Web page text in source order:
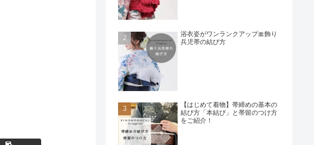
浴衣姿がワンランクアップ🎀飾り
兵児帯の結び方
【はじめて着物】帯締めの基本の
結び方「本結び」と帯留のつけ方
をご紹介！